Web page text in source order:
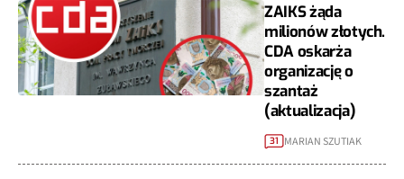
ZAIKS żąda
milionów złotych.
CDA oskarża
organizację o
szantaż
(aktualizacja)
31 MARIAN SZUTIAK